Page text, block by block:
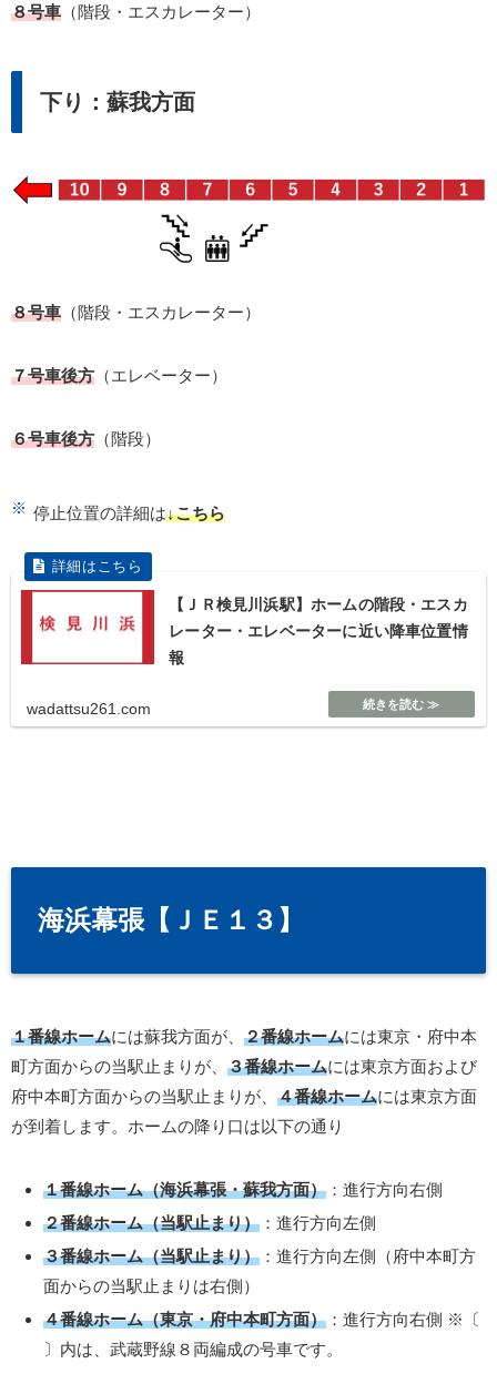
８号車 （階段・エスカレーター）
下り：蘇我方面
８号車 （階段・エスカレーター）
７号車後方 （エレベーター）
６号車後方 （階段）
停止位置の詳細は↓こちら
【ＪＲ検見川浜駅】ホームの階段・エスカ
レーター・エレベーターに近い降車位置情
報
wadattsu261.com
海浜幕張【ＪＥ１３】
１番線ホームには蘇我方面が、 ２番線ホームには東京・府中本
町方面からの当駅止まりが、 ３番線ホームには東京方面および
府中本町方面からの当駅止まりが、 ４番線ホームには東京方面
が到着します。ホームの降り口は以下の通り
１番線ホーム（海浜幕張・蘇我方面） ：進行方向右側
２番線ホーム（当駅止まり） ：進行方向左側
３番線ホーム（当駅止まり） ：進行方向左側（府中本町方
面からの当駅止まりは右側）
４番線ホーム（東京・府中本町方面） ：進行方向右側 ※〔
〕内は、武蔵野線８両編成の号車です。